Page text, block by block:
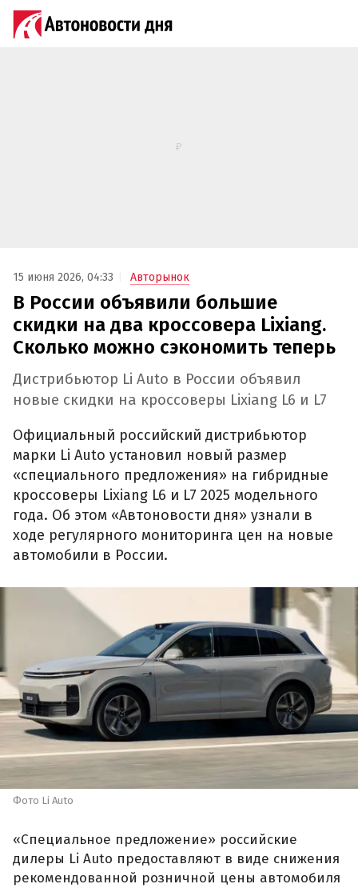
15 июня 2026, 04:33 Авторынок
В России объявили большие
скидки на два кроссовера Lixiang.
Сколько можно сэкономить теперь
Дистрибьютор Li Auto в России объявил
новые скидки на кроссоверы Lixiang L6 и L7
Официальный российский дистрибьютор
марки Li Auto установил новый размер
«специального предложения» на гибридные
кроссоверы Lixiang L6 и L7 2025 модельного
года. Об этом «Автоновости дня» узнали в
ходе регулярного мониторинга цен на новые
автомобили в России.
Фото Li Auto
«Специальное предложение» российские
дилеры Li Auto предоставляют в виде снижения
рекомендованной розничной цены автомобиля